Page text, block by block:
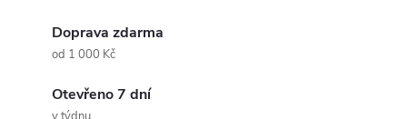
Doprava zdarma
od 1 000 Kč
Otevřeno 7 dní